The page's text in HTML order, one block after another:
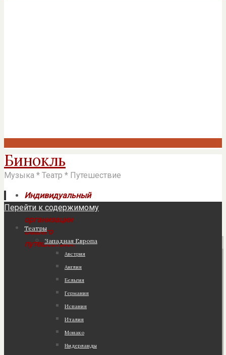
Бинокль
Музыка * Театр * Путешествие
Индивидуальный
подход к
организации
Вашего
путешествия!
Перейти к содержимому
Театры
Западная Европа
Австрия
Англия
Бельгия
Германия
Испания
Италия
Монако
Нидерланды